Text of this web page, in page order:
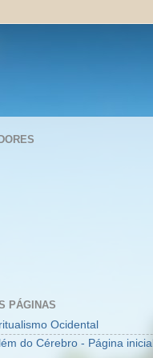
PÁGINAS
Ocidental
do Cérebro - Página inicial